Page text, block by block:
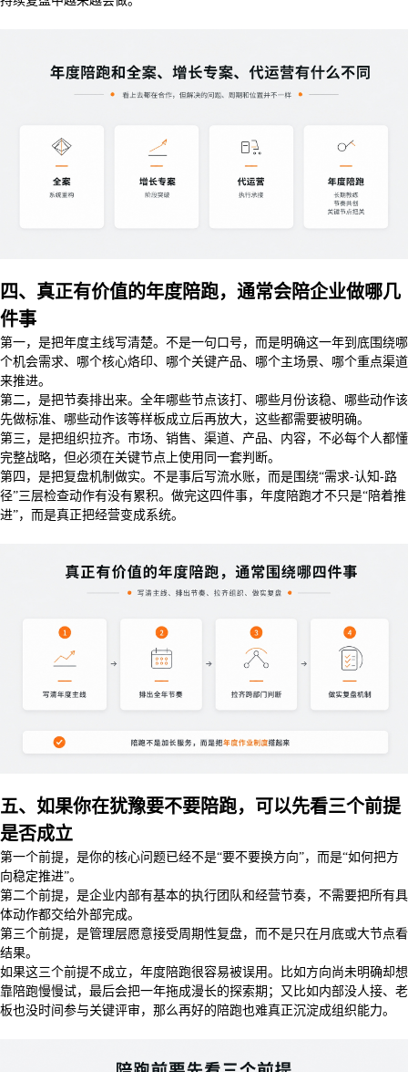
四、真正有价值的年度陪跑，通常会陪企业做哪几
件事
第一，是把年度主线写清楚。不是一句口号，而是明确这一年到底围绕哪
个机会需求、哪个核心烙印、哪个关键产品、哪个主场景、哪个重点渠道
来推进。
第二，是把节奏排出来。全年哪些节点该打、哪些月份该稳、哪些动作该
先做标准、哪些动作该等样板成立后再放大，这些都需要被明确。
第三，是把组织拉齐。市场、销售、渠道、产品、内容，不必每个人都懂
完整战略，但必须在关键节点上使用同一套判断。
第四，是把复盘机制做实。不是事后写流水账，而是围绕“需求-认知-路
径”三层检查动作有没有累积。做完这四件事，年度陪跑才不只是“陪着推
进”，而是真正把经营变成系统。
五、如果你在犹豫要不要陪跑，可以先看三个前提
是否成立
第一个前提，是你的核心问题已经不是“要不要换方向”，而是“如何把方
向稳定推进”。
第二个前提，是企业内部有基本的执行团队和经营节奏，不需要把所有具
体动作都交给外部完成。
第三个前提，是管理层愿意接受周期性复盘，而不是只在月底或大节点看
结果。
如果这三个前提不成立，年度陪跑很容易被误用。比如方向尚未明确却想
靠陪跑慢慢试，最后会把一年拖成漫长的探索期；又比如内部没人接、老
板也没时间参与关键评审，那么再好的陪跑也难真正沉淀成组织能力。